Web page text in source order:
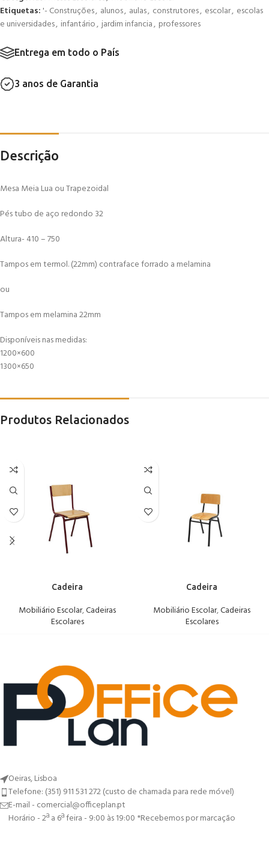
Etiquetas: '- Construções, alunos, aulas, construtores, escolar, escolas
e universidades, infantário, jardim infancia, professores
Entrega em todo o País
3 anos de Garantia
Descrição
Mesa Meia Lua ou Trapezoidal
Pés tubo de aço redondo 32
Altura- 410 – 750
Tampos em termol. (22mm) contraface forrado a melamina
ou
Tampos em melamina 22mm
Disponíveis nas medidas:
1200×600
1300×650
Produtos Relacionados
Cadeira
Mobiliário Escolar,Cadeiras
Escolares
Cadeira
Mobiliário Escolar,Cadeiras
Escolares
Oeiras, Lisboa
Telefone: (351) 911 531 272 (custo de chamada para rede móvel)
E-mail - comercial@officeplan.pt
Horário - 2ª a 6ª feira - 9:00 às 19:00 *Recebemos por marcação